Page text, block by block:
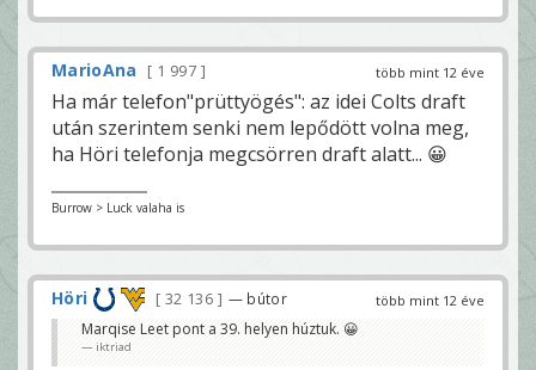
több mint 12 éve
MarioAna 1 997
Ha már telefon"prüttyögés": az idei Colts draft
után szerintem senki nem lepődött volna meg,
ha Höri telefonja megcsörren draft alatt... 😀
Burrow > Luck valaha is
több mint 12 éve
Höri 32 136 — bútor
Marqise Leet pont a 39. helyen húztuk. 😀
iktriad